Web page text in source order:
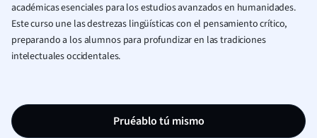
académicas esenciales para los estudios avanzados en humanidades.
Este curso une las destrezas lingüísticas con el pensamiento crítico,
preparando a los alumnos para profundizar en las tradiciones
intelectuales occidentales.
Pruéablo tú mismo